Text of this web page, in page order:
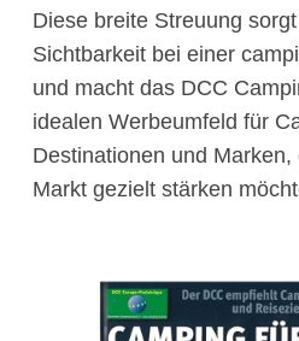
Diese breite Streuung
Sichtbarkeit bei einer
und macht das DCC
idealen Werbeumfeld für
Destinationen und
Markt gezielt stärken